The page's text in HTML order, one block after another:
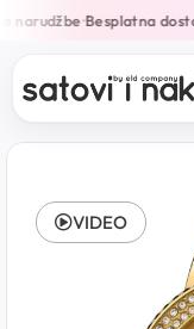
narudžbe•Besplatna
VIDEO